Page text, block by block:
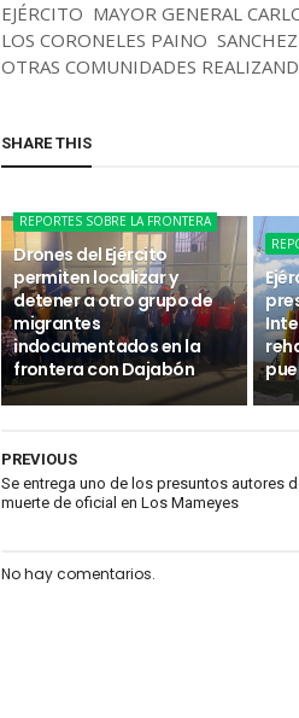
EJÉRCITO MAYOR GENERAL
LOS CORONELES PAINO
OTRAS COMUNIDADES
SHARE THIS
REPORTES SOBRE LA FRONTERA
Drones del Ejército
permiten localizar y
detener a otro grupo de
migrantes
indocumentados en la
frontera con Dajabón
PREVIOUS
Se entrega uno de los presuntos autores
muerte de oficial en Los Mameyes
No hay comentarios.